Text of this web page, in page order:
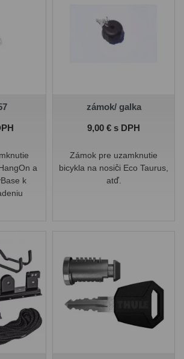
a
k
zámok/ galka
Cena
9,00 € s DPH
Zámok pre uzamknutie
bicykla na nosiči Eco Taurus,
atď.